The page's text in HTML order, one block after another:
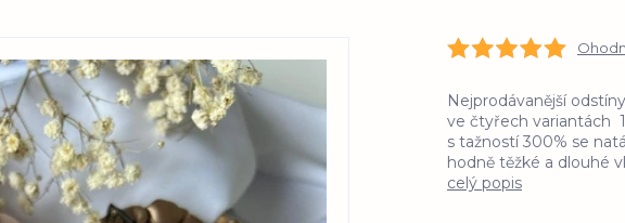
Nejprodávanější
ve čtyřech variantách
s tažností 300% se
hodně těžké a dlouhé
celý popis